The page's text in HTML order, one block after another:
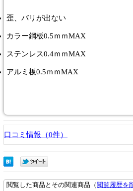
歪、バリが出ない
カラー鋼板0.5ｍｍMAX
ステンレス0.4ｍｍMAX
アルミ板0.5ｍｍMAX
口コミ情報（0件）